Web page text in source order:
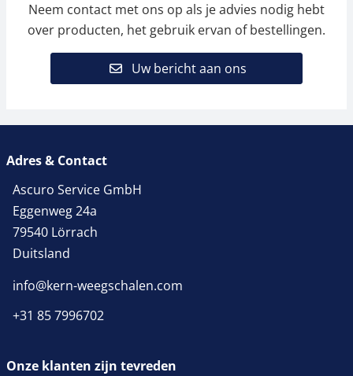
Neem contact met ons op als je advies nodig hebt
over producten, het gebruik ervan of bestellingen.
Uw bericht aan ons
Adres & Contact
Ascuro Service GmbH
Eggenweg 24a
79540 Lörrach
Duitsland
info@kern-weegschalen.com
+31 85 7996702
Onze klanten zijn tevreden